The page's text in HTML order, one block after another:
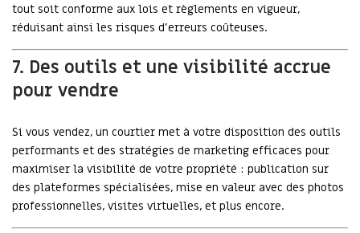
tout soit conforme aux lois et règlements en vigueur,
réduisant ainsi les risques d'erreurs coûteuses.
7. Des outils et une visibilité accrue
pour vendre
Si vous vendez, un courtier met à votre disposition des outils
performants et des stratégies de marketing efficaces pour
maximiser la visibilité de votre propriété : publication sur
des plateformes spécialisées, mise en valeur avec des photos
professionnelles, visites virtuelles, et plus encore.